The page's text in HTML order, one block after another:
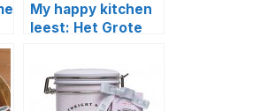
My happy kitchen
leest: Het Grote
Kookboek